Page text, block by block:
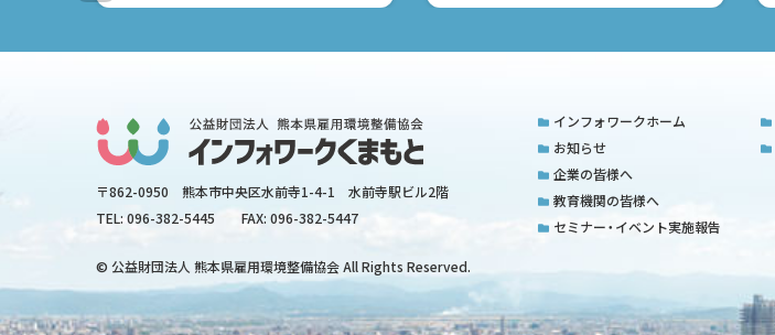
〒862-0950
熊本市中央区水前寺1-4-1 水前寺駅ビル2階
TEL: 096-382-5445 FAX: 096-382-5447
© 公益財団法人 熊本県雇用環境整備協会 All Rights Reserved.
インフォワークホーム
お知らせ
企業の皆様へ
教育機関の皆様へ
セミナー・イベント実施報告